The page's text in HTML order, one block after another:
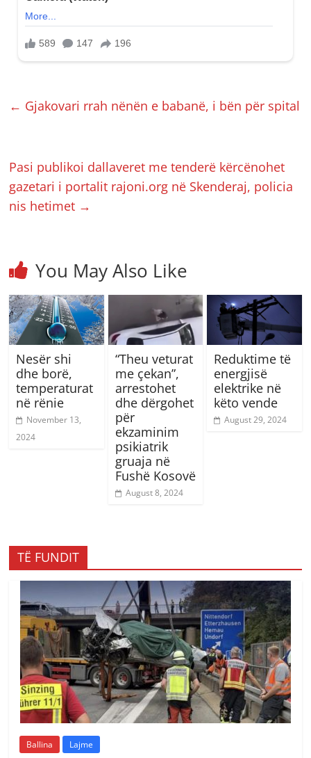
← Gjakovari rrah nënën e babanë, i bën për spital
Pasi publikoi dallaveret me tenderë kërcënohet
gazetari i portalit rajoni.org në Skenderaj, policia
nis hetimet →
You May Also Like
Nesër shi
dhe borë,
temperaturat
në rënie
November 13,
2024
“Theu veturat
me çekan”,
arrestohet
dhe dërgohet
për
ekzaminim
psikiatrik
gruaja në
Fushë Kosovë
August 8, 2024
Reduktime të
energjisë
elektrike në
këto vende
August 29, 2024
TË FUNDIT
Ballina Lajme